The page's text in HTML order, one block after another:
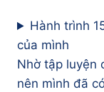
Hành trình
của mình
Nhờ tập luyện
nên mình đã